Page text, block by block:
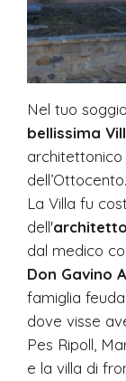
Nel tuo
bellissima
dell’Ottocento.
La Villa fu
dell'
dal medico
Don Gavino
famiglia
dove visse
Pes Ripoll,
e la villa di